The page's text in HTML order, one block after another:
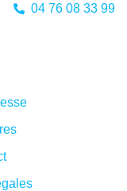
04 76 08 33 99